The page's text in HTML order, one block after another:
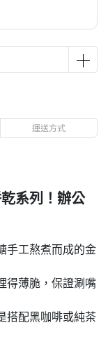
運送方式
系列！辦公
手工熬煮而成的金
得薄脆，保證涮嘴
搭配黑咖啡或純茶